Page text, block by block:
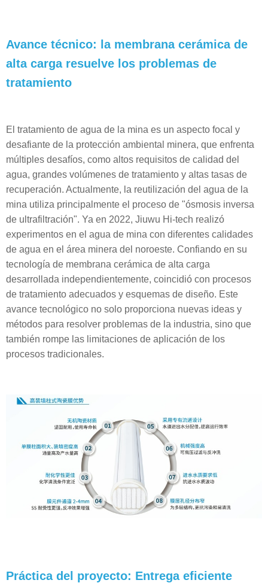
Avance técnico: la membrana cerámica de
alta carga resuelve los problemas de
tratamiento
El tratamiento de agua de la mina es un aspecto focal y
desafiante de la protección ambiental minera, que enfrenta
múltiples desafíos, como altos requisitos de calidad del
agua, grandes volúmenes de tratamiento y altas tasas de
recuperación. Actualmente, la reutilización del agua de la
mina utiliza principalmente el proceso de "ósmosis inversa
de ultrafiltración". Ya en 2022, Jiuwu Hi-tech realizó
experimentos en el agua de mina con diferentes calidades
de agua en el área minera del noroeste. Confiando en su
tecnología de membrana cerámica de alta carga
desarrollada independientemente, coincidió con procesos
de tratamiento adecuados y esquemas de diseño. Este
avance tecnológico no solo proporciona nuevas ideas y
métodos para resolver problemas de la industria, sino que
también rompe las limitaciones de aplicación de los
procesos tradicionales.
Práctica del proyecto: Entrega eficiente